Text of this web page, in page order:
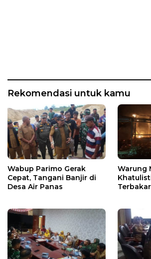
Rekomendasi untuk kamu
Wabup Parimo Gerak
Cepat, Tangani Banjir di
Desa Air Panas
Warung